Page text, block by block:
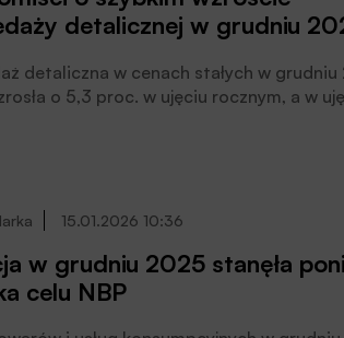
znów zapełniają się autami dostępnymi
detalicznej w grudniu
detaliczna w cenach stałych w grudniu
o 5,3 proc. w ujęciu rocznym, a w
15.01.2026 10:36
w grudniu 2025 stanęła
celu NBP